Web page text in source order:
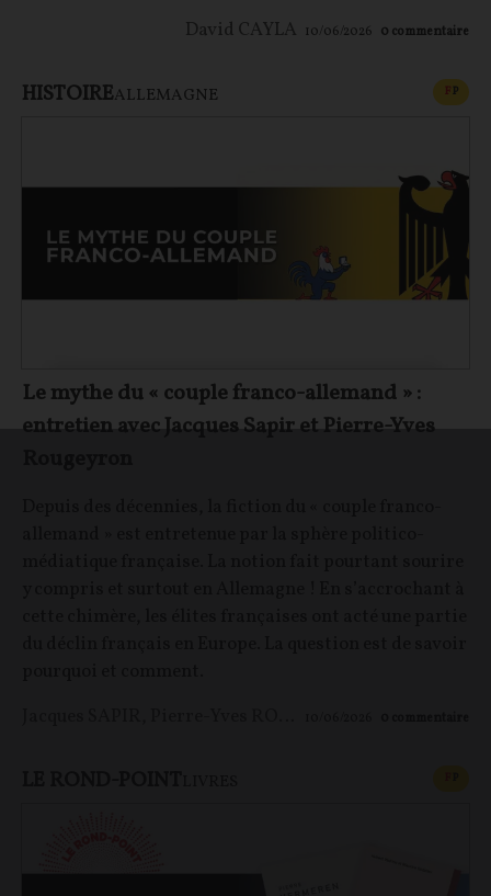
David CAYLA 10/06/2026 0 commentaire
HISTOIREALLEMAGNE FP
Le mythe du « couple franco-allemand » :
entretien avec Jacques Sapir et Pierre-Yves